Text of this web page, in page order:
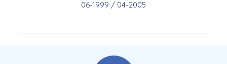
06-1999 / 04-2005